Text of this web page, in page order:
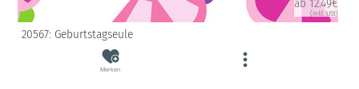
ab 12.49€
(inkl. USt)
20567: Geburtstagseule
Merken